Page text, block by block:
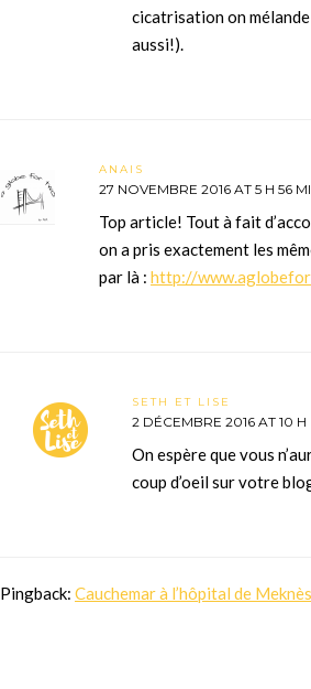
cicatrisation on
aussi!).
ANAIS
27 NOVEMBRE 2016 AT 5 H 56
Top article! Tout à fait
on a pris exactement les
par là : http://
SETH ET LISE
2 DÉCEMBRE 2016 AT 10 H
On espère que vous
coup d’oeil sur votre
Pingback: Cauchemar à l’hôpital de